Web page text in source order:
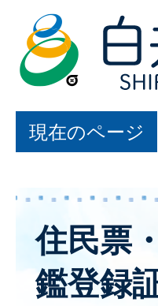
現在のページ
住民票
鑑登録